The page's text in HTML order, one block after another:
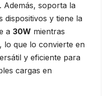
Además, soporta la
dispositivos y tiene la
a 30W mientras
lo que lo convierte en
y eficiente para
cargas en